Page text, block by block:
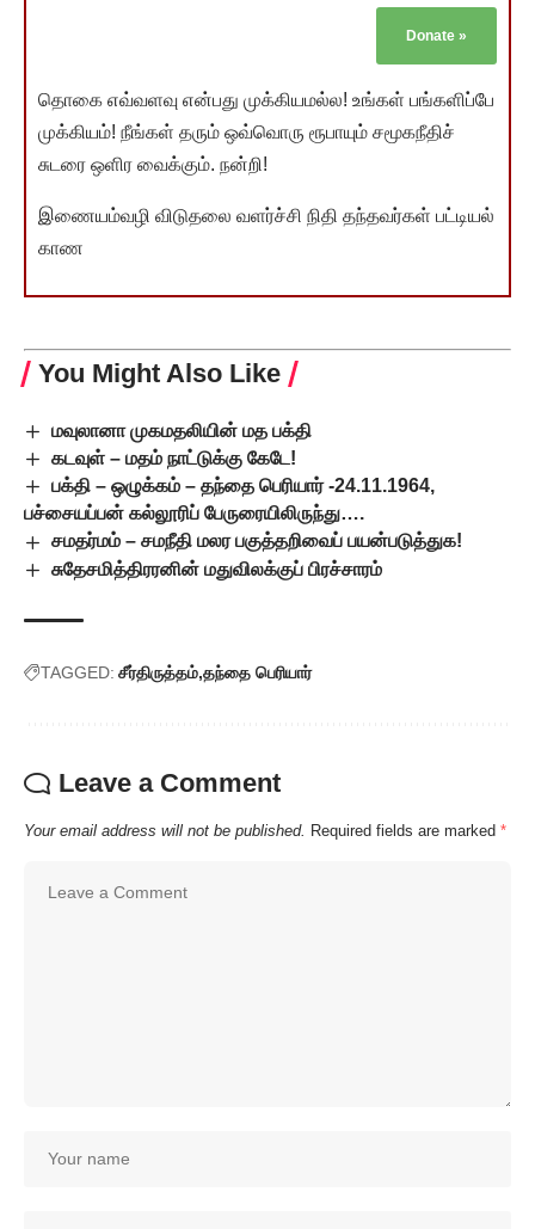
Donate »
தொகை எவ்வளவு என்பது முக்கியமல்ல! உங்கள் பங்களிப்பே
முக்கியம்! நீங்கள் தரும் ஒவ்வொரு ரூபாயும் சமூகநீதிச்
சுடரை ஒளிர வைக்கும். நன்றி!
இணையம்வழி விடுதலை வளர்ச்சி நிதி தந்தவர்கள் பட்டியல்
காண
You Might Also Like
மவுலானா முகமதலியின் மத பக்தி
கடவுள் – மதம் நாட்டுக்கு கேடே!
பக்தி – ஒழுக்கம் – தந்தை பெரியார் -24.11.1964,
பச்சையப்பன் கல்லூரிப் பேருரையிலிருந்து….
சமதர்மம் – சமநீதி மலர பகுத்தறிவைப் பயன்படுத்துக!
சுதேசமித்திரரனின் மதுவிலக்குப் பிரச்சாரம்
TAGGED: சீர்திருத்தம் தந்தை பெரியார்
Leave a Comment
Your email address will not be published. Required fields are marked *